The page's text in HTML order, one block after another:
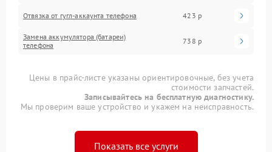
Отвязка от гугл-аккаунта телефона 423 р
Замена аккумулятора (батареи)
телефона
738 р
Цены в прайс-листе указаны ориентировочные, без учета
стоимости запчастей.
Записывайтесь на бесплатную диагностику.
Мы проверим ваше устройство и укажем на неисправность.
Показать все услуги